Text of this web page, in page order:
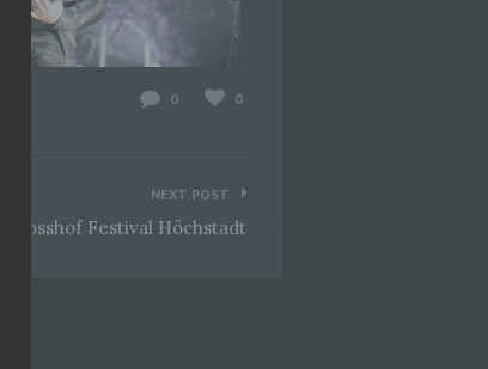
0 0
NEXT POST
Festival Höchstadt